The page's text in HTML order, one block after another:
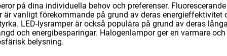
på dina individuella behov och preferenser. Fluorescerande
är vanligt förekommande på grund av deras energieffektivitet
LED-lysramper är också populära på grund av deras
och energibesparingar. Halogenlampor ger en varmare
belysning.